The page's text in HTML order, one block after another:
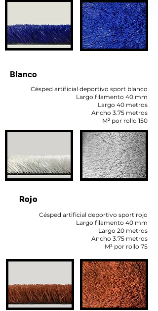
Blanco
Césped artificial deportivo sport blanco
Largo filamento 40 mm
Largo 40 metros
Ancho 3.75 metros
M² por rollo 150
Rojo
Césped artificial deportivo sport rojo
Largo filamento 40 mm
Largo 20 metros
Ancho 3.75 metros
M² por rollo 75